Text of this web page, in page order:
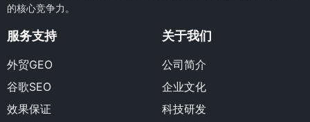
的核心竞争力。
服务支持
外贸GEO
谷歌SEO
效果保证
关于我们
公司简介
企业文化
科技研发